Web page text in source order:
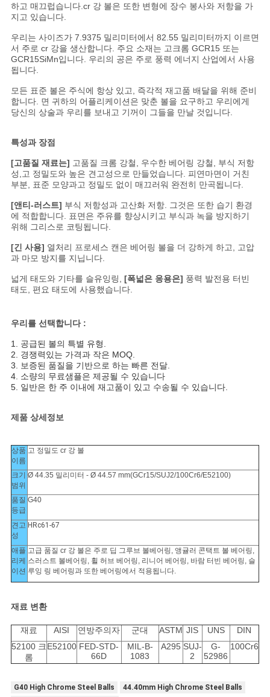
하고 매끄럽습니다.cr 강 볼은 또한 변형에 장수 봉사와 저항을 가
지고 있습니다.
우리는 사이즈가 7.9375 밀리미터에서 82.55 밀리미터까지 이르면
서 주로 cr 강을 생산합니다. 주요 소재는 고크롬 GCR15 또는
GCR15SiMn입니다. 우리의 공은 주로 풍력 에너지 산업에서 사용
됩니다.
모든 표준 볼은 주식에 항상 있고, 즉각적 재고품 배달을 위해 준비
합니다. 면 귀하의 어플리케이션은 맞춘 볼을 요구하고 우리에게
당신의 상술과 우리를 보내고 기꺼이 그들을 만날 것입니다.
특성과 장점
[고품질 재료는] 고품질 크롬 강철, 우수한 베어링 강철, 부식 저항
성,고 정밀도와 높은 견고성으로 만들었습니다. 피연마면이 거친
부분, 표준 모양과고 정밀도 없이 매끄러워 완전히 만곡됩니다.
[앤티-러스트] 부식 저항성과 고산화 저항. 그것은 또한 습기 환경
에 적합합니다. 표면은 주유를 향상시키고 부식과 녹을 방지하기
위해 그리스로 코팅됩니다.
[긴 사용] 열처리 프로세스 캔은 베어링 볼을 더 강하게 하고, 고압
과 마모 방지를 지닙니다.
넓게 태도와 기타를 슬유잉링, [폭넓은 응용은] 풍력 발전용 터빈
태도, 편요 태도에 사용했습니다.
우리를 선택합니다 :
1. 공급된 볼의 특별 유형.
2. 경쟁력있는 가격과 작은 MOQ.
3. 보증된 품질을 기반으로 하는 빠른 전달.
4. 소량의 무료샘플은 제공될 수 있습니다
5. 일반은 한 주 이내에 재고품이 있고 수송될 수 있습니다.
제품 상세정보
상품
이름
고 정밀도 cr 강 볼
크기
범위
Ø 44.35 밀리미터 - Ø 44.57 mm(GCr15/SUJ2/100Cr6/E52100)
품질
등급
G40
견고
성
HRc61-67
애플
리케
이션
고급 품질 cr 강 볼은 주로 딥 그루브 볼베어링, 앵귤러 콘택트 볼 베어링,
스러스트 볼베어링, 휠 허브 베어링, 리니어 베어링, 바람 터빈 베어링, 슬
루잉 링 베어링과 또한 베어링에서 적용됩니다.
재료 변환
재료 AISI 연방주의자 군대 ASTM JIS UNS
DIN
52100 크
롬
E52100 FED-STD-
66D
MIL-B-
1083
A295 SUJ-
2
G-
52986
100Cr6
G40 High Chrome Steel Balls
44.40mm High Chrome Steel Balls